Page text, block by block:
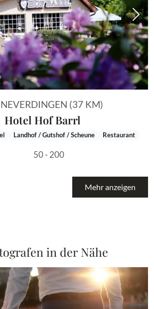
(37 KM)
Hotel Hof Barrl
Landhof / Gutshof / Scheune Restaurant
50 - 200
Mehr anzeigen
in der Nähe